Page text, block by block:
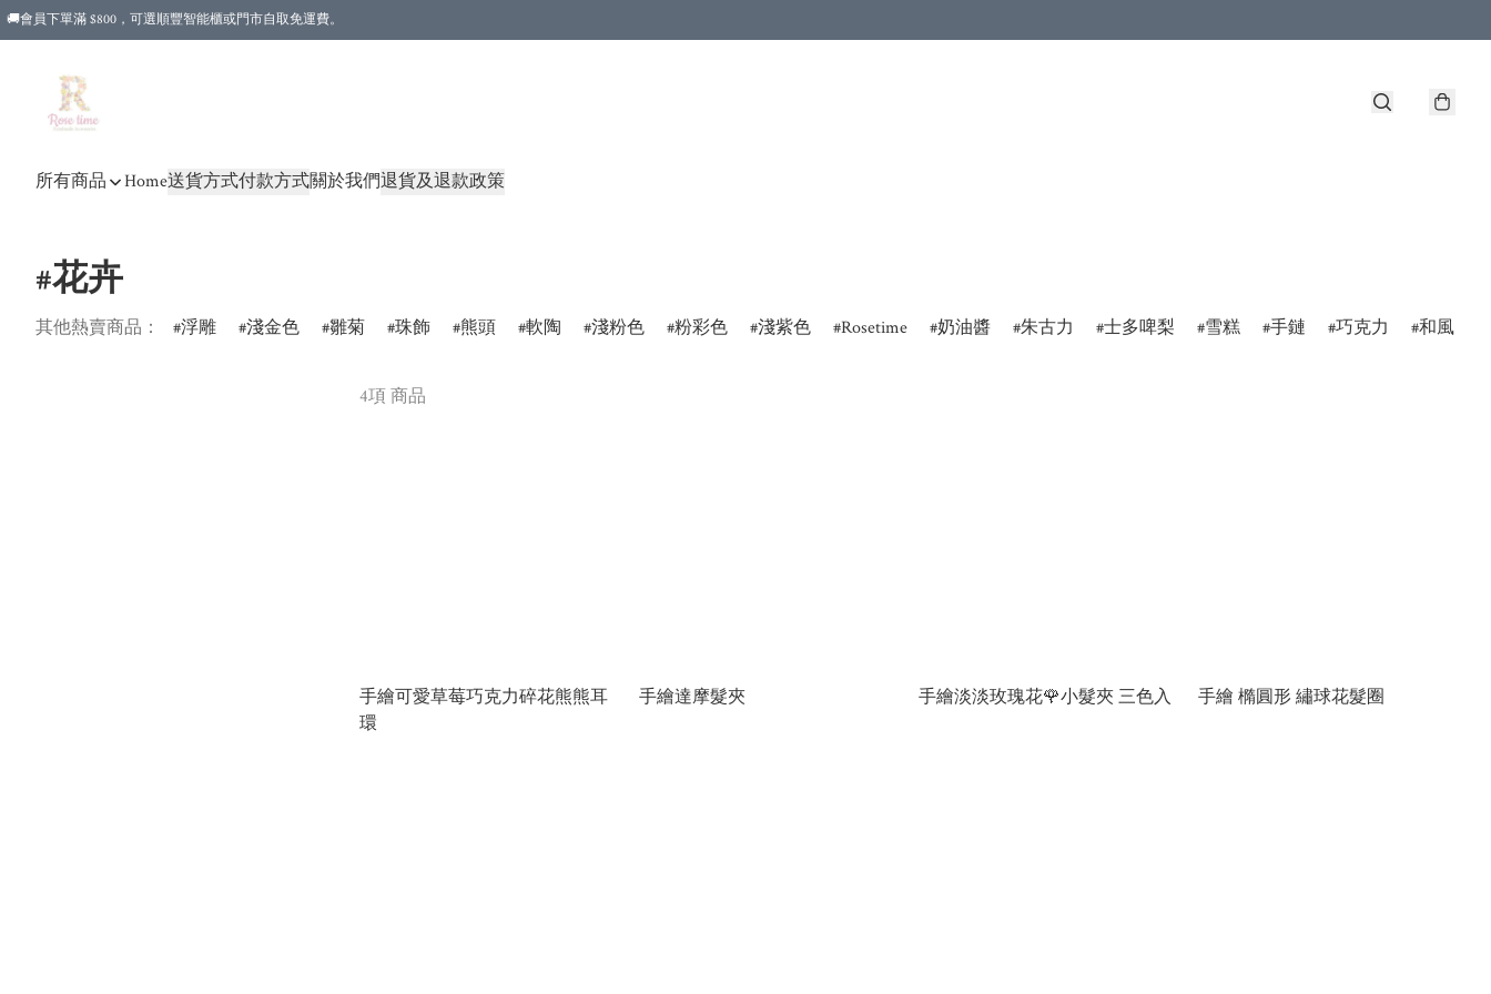
🚚會員下單滿 $800，可選順豐智能櫃或門市自取免運費。
所有商品 Home送貨方式付款方式關於我們退貨及退款政策
#花卉
其他熱賣商品： 浮雕 淺金色 雛菊 珠飾 熊頭 軟陶 淺粉色 粉彩色 淺紫色 Rosetime 奶油醬 朱古力 士多啤梨 雪糕 手鏈 巧克力 和風
4項 商品
手繪可愛草莓巧克力碎花熊熊耳
環
手繪達摩髮夾 手繪淡淡玫瑰花🌹小髮夾 三色入 手繪 橢圓形 繡球花髮圈